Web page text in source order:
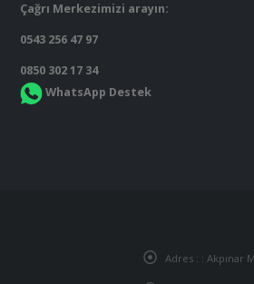
Çağrı Merkezimizi arayın:
0543 256 47 97
0850 302 17 34
WhatsApp Destek
Adres : : Akpınar